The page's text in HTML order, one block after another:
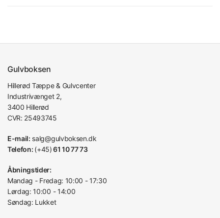
Gulvboksen
Hillerød Tæppe & Gulvcenter
Industrivænget 2,
3400 Hillerød
CVR: 25493745
E-mail: salg@gulvboksen.dk
Telefon: (+45)61 10 77 73
Åbningstider:
Mandag - Fredag: 10:00 - 17:30
Lørdag: 10:00 - 14:00
Søndag: Lukket